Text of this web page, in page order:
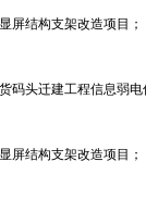
屏结构支架改造项目；
码头迁建工程信息弱
屏结构支架改造项目；